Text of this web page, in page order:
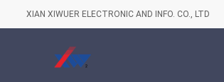
XIAN XIWUER ELECTRONIC AND INFO. CO., LTD